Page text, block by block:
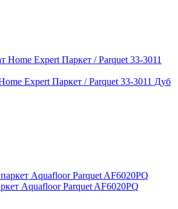
Expert Паркет / Parquet 33-3011 Дуб
Aquafloor Parquet AF6020PQ